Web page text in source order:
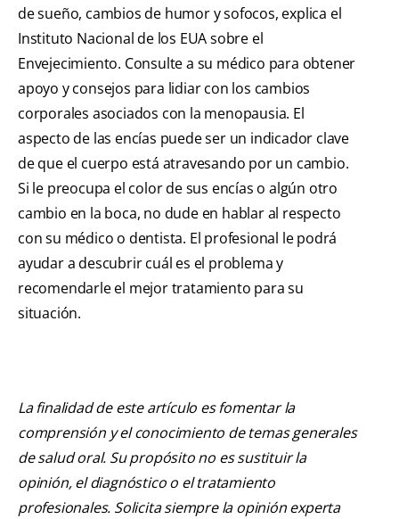
de sueño, cambios de humor y sofocos, explica el
Instituto Nacional de los EUA sobre el
Envejecimiento. Consulte a su médico para obtener
apoyo y consejos para lidiar con los cambios
corporales asociados con la menopausia. El
aspecto de las encías puede ser un indicador clave
de que el cuerpo está atravesando por un cambio.
Si le preocupa el color de sus encías o algún otro
cambio en la boca, no dude en hablar al respecto
con su médico o dentista. El profesional le podrá
ayudar a descubrir cuál es el problema y
recomendarle el mejor tratamiento para su
situación.
La finalidad de este artículo es fomentar la
comprensión y el conocimiento de temas generales
de salud oral. Su propósito no es sustituir la
opinión, el diagnóstico o el tratamiento
profesionales. Solicita siempre la opinión experta